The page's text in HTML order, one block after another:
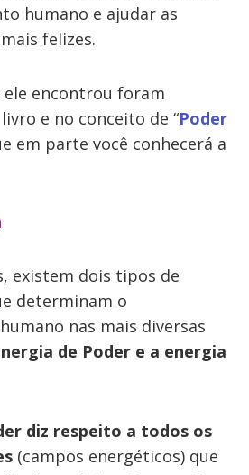
humano e ajudar as
felizes.
ele encontrou foram
e no conceito de “Poder
em parte você conhecerá a
existem dois tipos de
determinam o
nas mais diversas
de Poder e a energia
diz respeito a todos os
(campos energéticos) que